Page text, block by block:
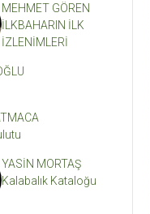
MEHMET GÖREN
İLKBAHARIN İLK
İZLENİMLERİ
YASİN MORTAŞ
Kalabalık Kataloğu